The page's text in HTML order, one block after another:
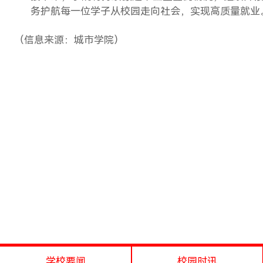
务护航每一位学子从校园走向社会，实现高质量就业
（信息来源：城市学院）